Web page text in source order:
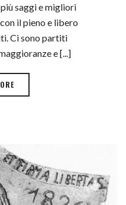
saggi e migliori
il pieno e libero
Ci sono partiti
e [...]